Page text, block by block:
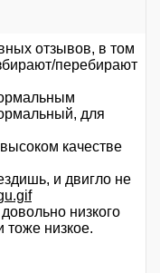
отзывов, в том
перебирают
для
качестве
и двигло не
низкого
тоже низкое.